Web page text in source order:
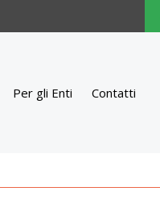
Per gli Enti Contatti